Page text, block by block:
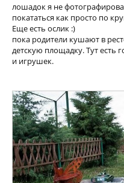
лошадок я не
покататься как просто по
Еще есть ослик :)
пока родители кушают в
детскую площадку. Тут есть
и игрушек.